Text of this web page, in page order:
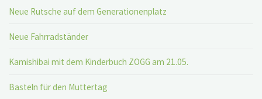
Neue Rutsche auf dem Generationenplatz
Neue Fahrradständer
Kamishibai mit dem Kinderbuch ZOGG am 21.05.
Basteln für den Muttertag